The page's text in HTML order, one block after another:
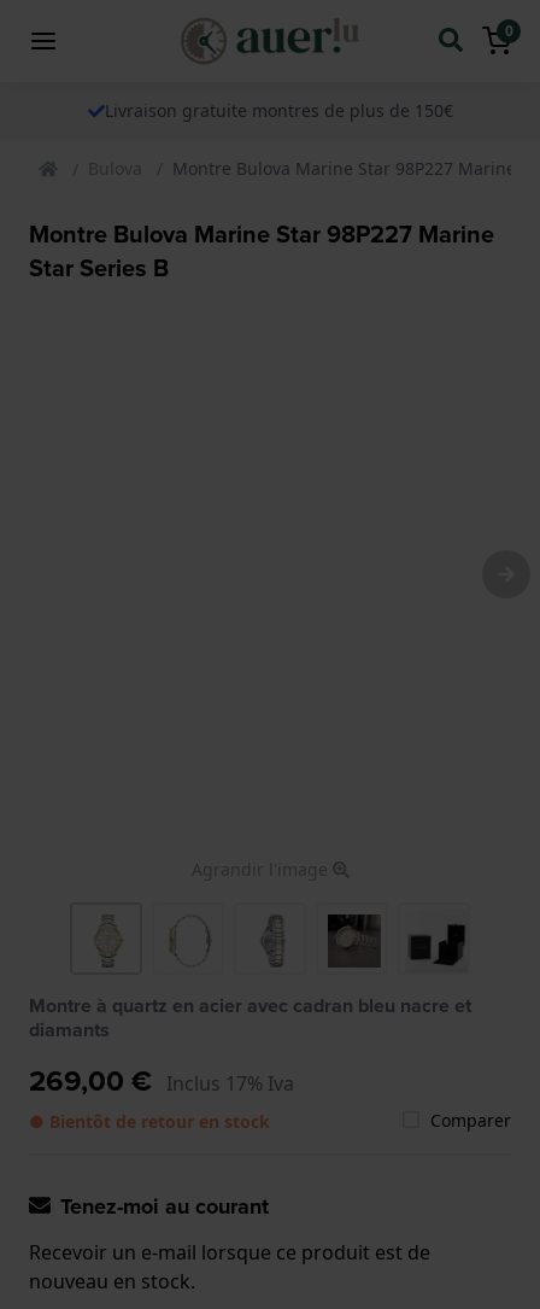
0
Livraison gratuite montres de plus de 150€
Bulova Montre Bulova Marine Star 98P227 Marine
Montre Bulova Marine Star 98P227 Marine
Star Series B
Agrandir l'image
Montre à quartz en acier avec cadran bleu nacre et
diamants
269,00 € Inclus 17% Iva
● Bientôt de retour en stock Comparer
Tenez-moi au courant
Recevoir un e-mail lorsque ce produit est de
nouveau en stock.